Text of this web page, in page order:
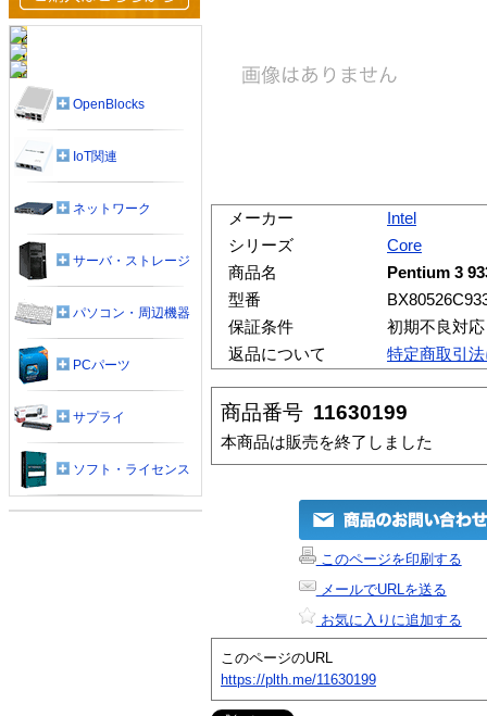
メーカー
Intel
シリーズ
Core
商品名
Pentium 3
型番
保証条件
初期不良対
返品について
特定商取引
商品番号 11630199
本商品は販売を終了しました
このページを印刷する
メールでURLを送る
お気に入りに追加する
このページのURL
https://plth.me/11630199
OpenBlocks
IoT関連
ネットワーク
サーバ・ストレージ
パソコン・周辺機器
PCパーツ
サプライ
ソフト・ライセンス